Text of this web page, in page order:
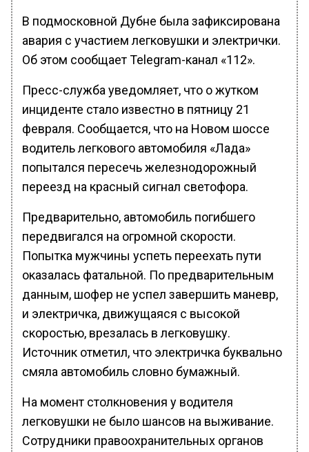
В подмосковной Дубне была зафиксирована
авария с участием легковушки и электрички.
Об этом сообщает Telegram-канал «112».
Пресс-служба уведомляет, что о жутком
инциденте стало известно в пятницу 21
февраля. Сообщается, что на Новом шоссе
водитель легкового автомобиля «Лада»
попытался пересечь железнодорожный
переезд на красный сигнал светофора.
Предварительно, автомобиль погибшего
передвигался на огромной скорости.
Попытка мужчины успеть переехать пути
оказалась фатальной. По предварительным
данным, шофер не успел завершить маневр,
и электричка, движущаяся с высокой
скоростью, врезалась в легковушку.
Источник отметил, что электричка буквально
смяла автомобиль словно бумажный.
На момент столкновения у водителя
легковушки не было шансов на выживание.
Сотрудники правоохранительных органов